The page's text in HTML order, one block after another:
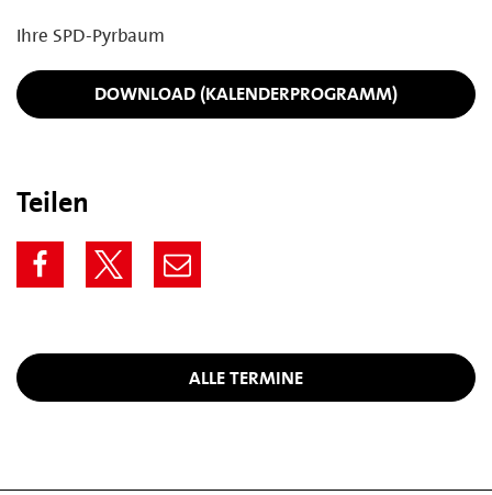
Ihre SPD-Pyrbaum
DOWNLOAD (KALENDERPROGRAMM)
Teilen
ALLE TERMINE